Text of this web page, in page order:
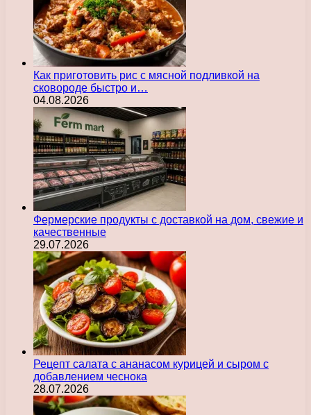
Как приготовить рис с мясной подливкой на
сковороде быстро и…
04.08.2026
Фермерские продукты с доставкой на дом, свежие и
качественные
29.07.2026
Рецепт салата с ананасом курицей и сыром с
добавлением чеснока
28.07.2026